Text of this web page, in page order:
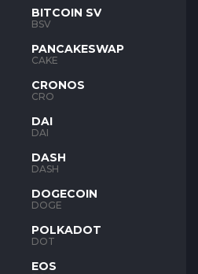
BITCOIN SV
BSV
PANCAKESWAP
CAKE
CRONOS
CRO
DAI
DAI
DASH
DASH
DOGECOIN
DOGE
POLKADOT
DOT
EOS